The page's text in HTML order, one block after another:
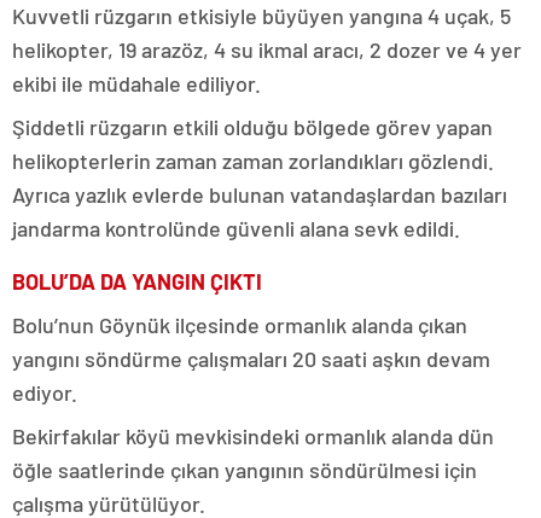
Kuvvetli rüzgarın etkisiyle büyüyen yangına 4 uçak, 5
helikopter, 19 arazöz, 4 su ikmal aracı, 2 dozer ve 4 yer
ekibi ile müdahale ediliyor.
Şiddetli rüzgarın etkili olduğu bölgede görev yapan
helikopterlerin zaman zaman zorlandıkları gözlendi.
Ayrıca yazlık evlerde bulunan vatandaşlardan bazıları
jandarma kontrolünde güvenli alana sevk edildi.
BOLU’DA DA YANGIN ÇIKTI
Bolu’nun Göynük ilçesinde ormanlık alanda çıkan
yangını söndürme çalışmaları 20 saati aşkın devam
ediyor.
Bekirfakılar köyü mevkisindeki ormanlık alanda dün
öğle saatlerinde çıkan yangının söndürülmesi için
çalışma yürütülüyor.